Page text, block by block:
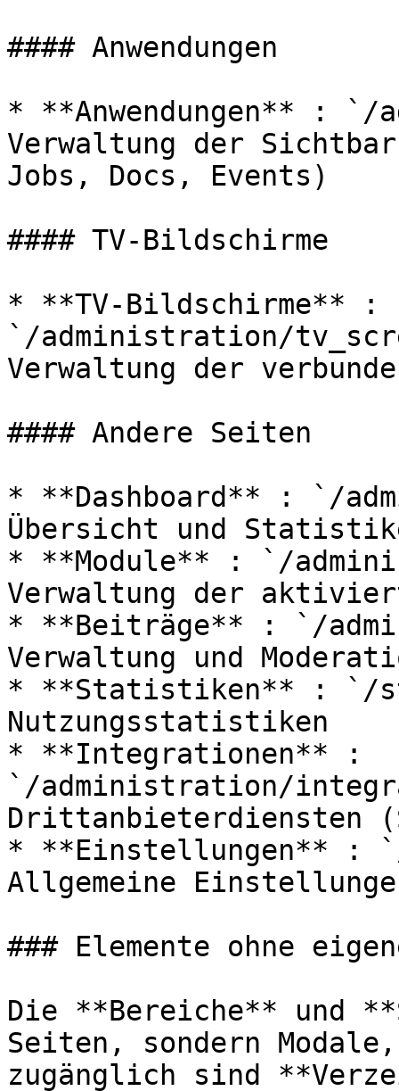
#### Anwendungen
* **Anwendungen** :
Verwaltung der
Jobs, Docs, Events)
#### TV-Bildschirme
* **TV-Bildschirme** :
`/administration/
Verwaltung der
#### Andere Seiten
* **Dashboard** : `/
Übersicht und
* **Module** : `/
Verwaltung der
* **Beiträge** : `/
Verwaltung und
* **Statistiken** : `/
Nutzungsstatistiken
* **Integrationen** :
`/administration/
Drittanbieterdiensten
* **Einstellungen** :
Allgemeine
### Elemente ohne
Die **Bereiche** und
Seiten, sondern
zugänglich sind